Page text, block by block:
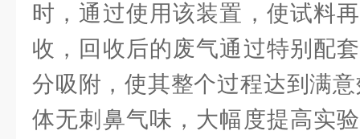
时，通过使用该装置，使试料
收，回收后的废气通过特别配
分吸附，使其整个过程达到满
体无刺鼻气味，大幅度提高实